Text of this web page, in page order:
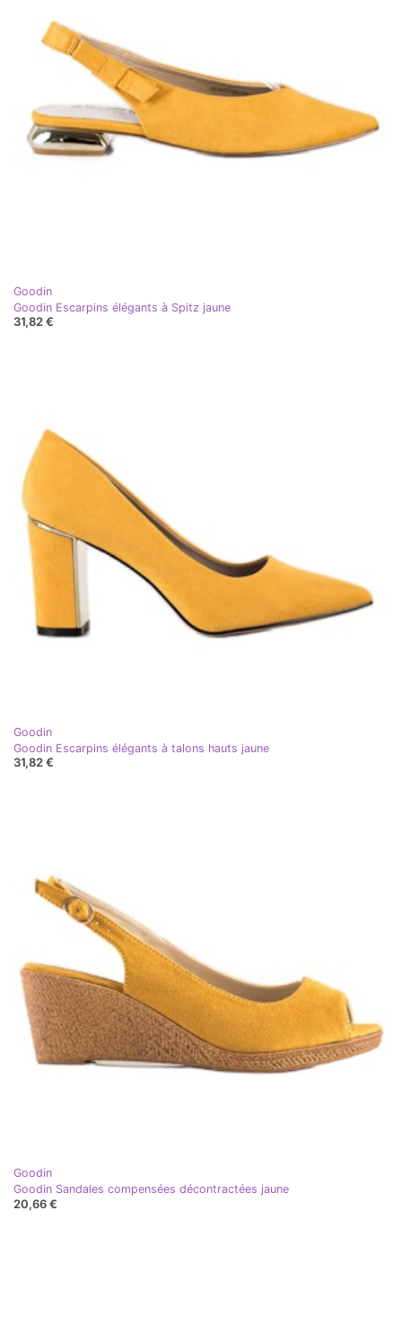
Goodin
Goodin Escarpins élégants à Spitz jaune
31,82 €
Goodin
Goodin Escarpins élégants à talons hauts jaune
31,82 €
Goodin
Goodin Sandales compensées décontractées jaune
20,66 €